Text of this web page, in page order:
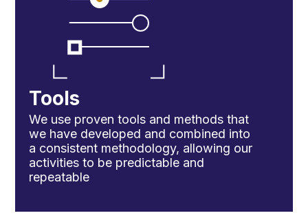
Tools
We use proven tools and methods that
we have developed and combined into
a consistent methodology, allowing our
activities to be predictable and
repeatable